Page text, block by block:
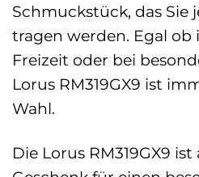
Schmuckstück, das Sie
tragen werden. Egal ob
Freizeit oder bei
Lorus RM319GX9 ist
Wahl.
Die Lorus RM319GX9